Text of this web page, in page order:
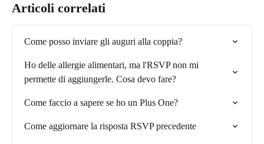
Articoli correlati
Come posso inviare gli auguri alla coppia?
Ho delle allergie alimentari, ma l'RSVP non mi
permette di aggiungerle. Cosa devo fare?
Come faccio a sapere se ho un Plus One?
Come aggiornare la risposta RSVP precedente